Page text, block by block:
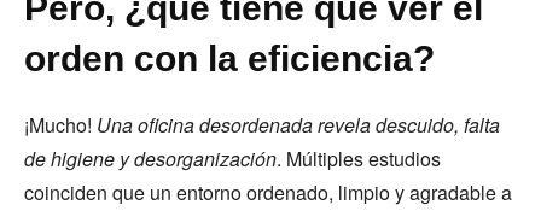
orden con la eficiencia?
¡Mucho! Una oficina desordenada revela descuido, falta
de higiene y desorganización. Múltiples estudios
coinciden que un entorno ordenado, limpio y agradable a